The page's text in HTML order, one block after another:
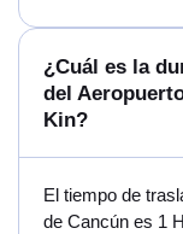
¿Cuál es la
del
Kin?
El tiempo de
de Cancún es 1